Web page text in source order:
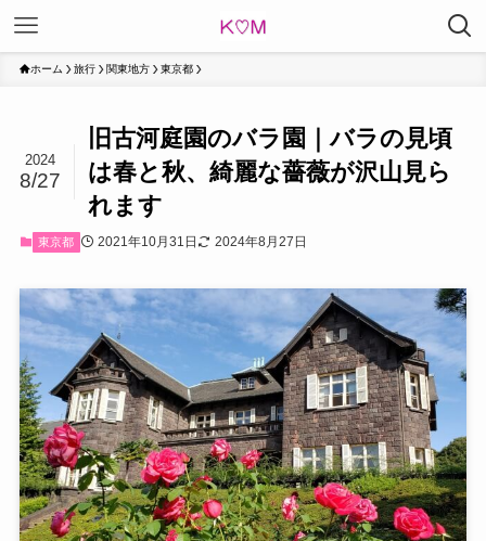
ホーム 旅行 関東地方 東京都
旧古河庭園のバラ園｜バラの見頃
は春と秋、綺麗な薔薇が沢山見ら
れます
2024
8/27
東京都 2021年10月31日 2024年8月27日